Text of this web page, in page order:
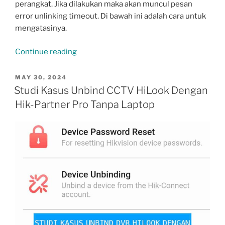
perangkat. Jika dilakukan maka akan muncul pesan
error unlinking timeout. Di bawah ini adalah cara untuk
mengatasinya.
Continue reading“HiLook
Penyebab
dan
Cara
[Update
2025]”
POSTED
ON
MAY 30, 2024
Studi Kasus Unbind CCTV HiLook Dengan
Hik-Partner Pro Tanpa Laptop